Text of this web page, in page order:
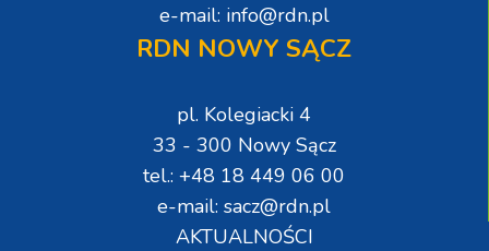
e-mail: info@rdn.pl
RDN NOWY SĄCZ
pl. Kolegiacki 4
33 - 300 Nowy Sącz
tel.: +48 18 449 06 00
e-mail: sacz@rdn.pl
AKTUALNOŚCI